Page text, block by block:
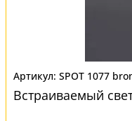
SPOT 1077
Встраиваемый